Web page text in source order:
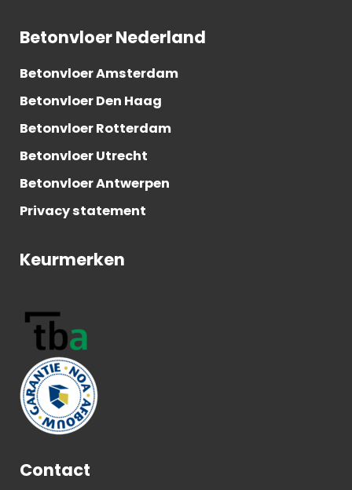
Betonvloer Nederland
Betonvloer Amsterdam
Betonvloer Den Haag
Betonvloer Rotterdam
Betonvloer Utrecht
Betonvloer Antwerpen
Privacy statement
Keurmerken
Contact